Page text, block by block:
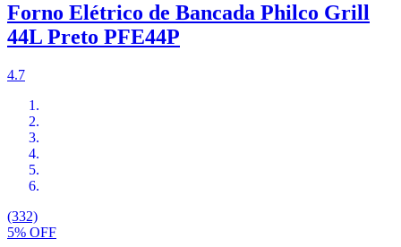
Forno Elétrico de Bancada Philco Grill
44L Preto PFE44P
4.7
(332)
5% OFF